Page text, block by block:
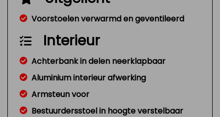
Voorstoelen verwarmd en geventileerd
Interieur
Achterbank in delen neerklapbaar
Aluminium interieur afwerking
Armsteun voor
Bestuurdersstoel in hoogte verstelbaar